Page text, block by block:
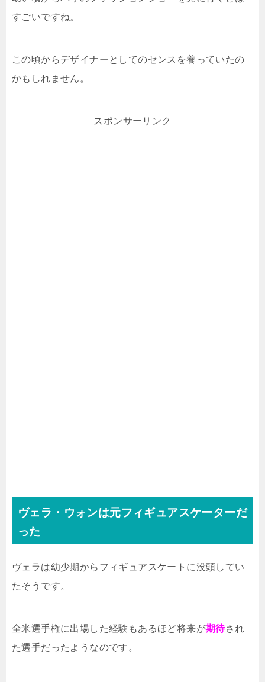
すごいですね。
この頃からデザイナーとしてのセンスを養っていたの
かもしれません。
スポンサーリンク
ヴェラ・ウォンは元フィギュアスケーターだ
った
ヴェラは幼少期からフィギュアスケートに没頭してい
たそうです。
全米選手権に出場した経験もあるほど将来が期待され
た選手だったようなのです。